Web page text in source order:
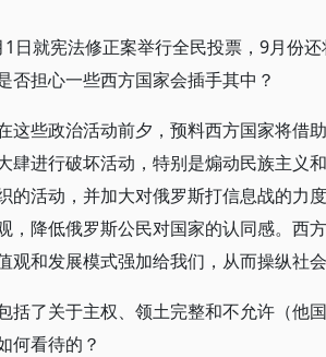
日就宪法修正案举行全民投票，9月份
否担心一些西方国家会插手其中？
这些政治活动前夕，预料西方国家将借
肆进行破坏活动，特别是煽动民族主义
的活动，并加大对俄罗斯打信息战的力
，降低俄罗斯公民对国家的认同感。西
和发展模式强加给我们，从而操纵社会
括了关于主权、领土完整和不允许（他
何看待的？